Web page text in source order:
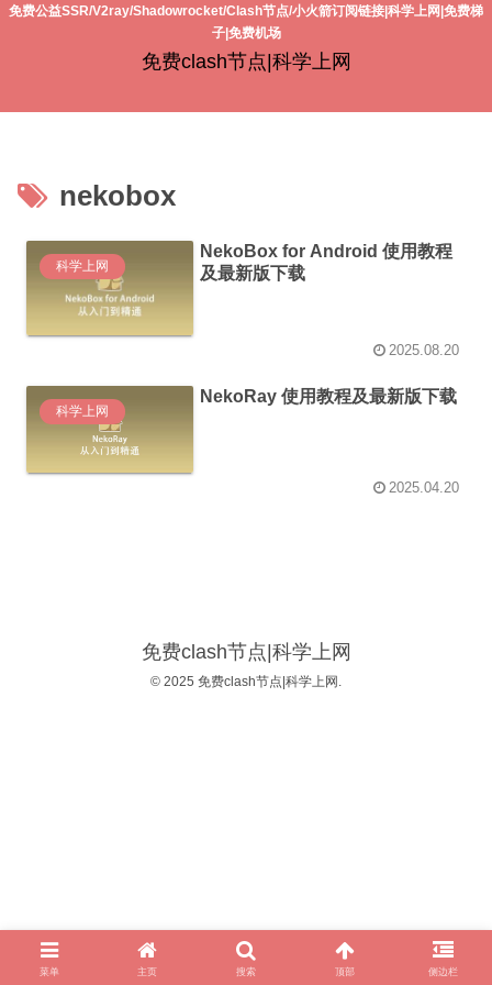
免费公益SSR/V2ray/Shadowrocket/Clash节点/小火箭订阅链接|科学上网|免费梯
子|免费机场
免费clash节点|科学上网
nekobox
科学上网
NekoBox for Android 使用教程
及最新版下载
2025.08.20
科学上网
NekoRay 使用教程及最新版下载
2025.04.20
免费clash节点|科学上网
© 2025 免费clash节点|科学上网.
菜单 主页 搜索 顶部 侧边栏